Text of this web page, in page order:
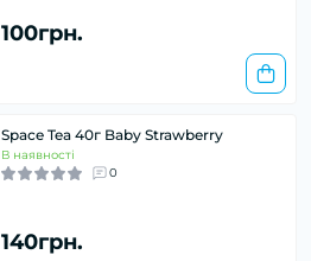
100грн.
Space Tea 40г Baby Strawberry
В наявності
0
140грн.